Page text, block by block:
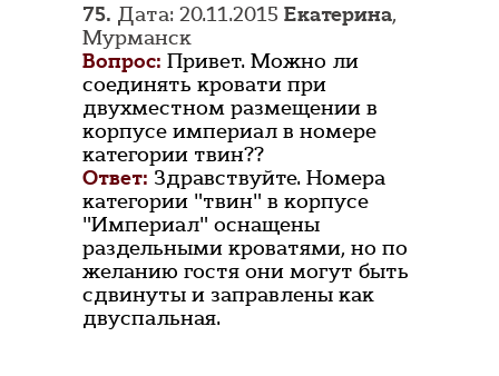
75. Дата: 20.11.2015 Екатерина,
Мурманск
Вопрос: Привет. Можно ли
соединять кровати при
двухместном размещении в
корпусе империал в номере
категории твин??
Ответ: Здравствуйте. Номера
категории "твин" в корпусе
"Империал" оснащены
раздельными кроватями, но по
желанию гостя они могут быть
сдвинуты и заправлены как
двуспальная.